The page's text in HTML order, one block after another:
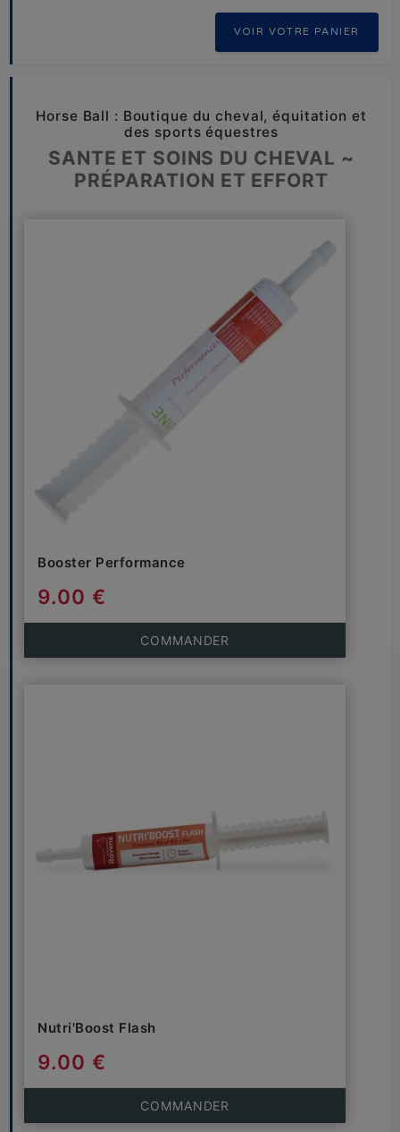
VOIR VOTRE PANIER
Horse Ball : Boutique du cheval, équitation et
des sports équestres
SANTE ET SOINS DU CHEVAL ~
PRÉPARATION ET EFFORT
Booster Performance
9.00 €
COMMANDER
Nutri'Boost Flash
9.00 €
COMMANDER